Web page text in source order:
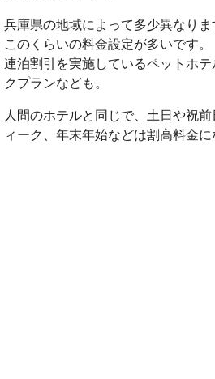
兵庫県の地域によって多少異なり
このくらいの料金設定が多いです。
連泊割引を実施しているペットホ
クプランなども。
人間のホテルと同じで、土日や祝
ィーク、年末年始などは割高料金に